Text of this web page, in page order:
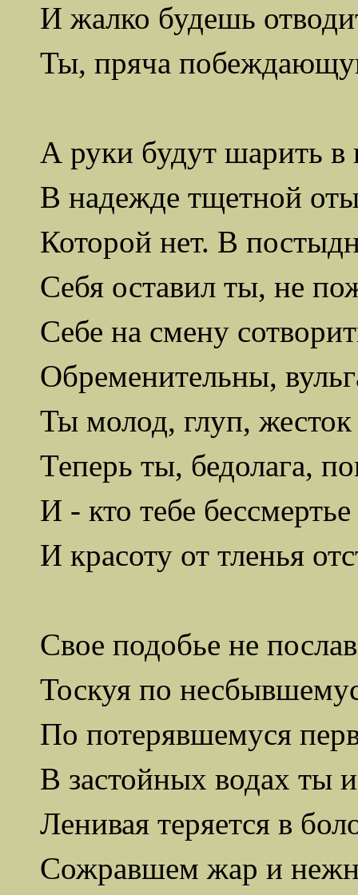
И жалко будешь
Ты, пряча
А руки будут шарить в
В надежде тщетной
Которой нет. В
Себя оставил ты, не
Себе на смену
Обременительны,
Ты молод, глуп, жесток
Теперь ты, бедолага,
И - кто тебе
И красоту от тленья
Свое подобье не
Тоскуя по
По потерявшемуся
В застойных водах ты
Ленивая теряется в
Сожравшем жар и